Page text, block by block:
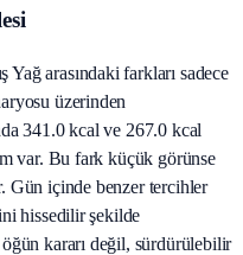
arasındaki farkları sadece
üzerinden
341.0 kcal ve 267.0 kcal
var. Bu fark küçük görünse
Gün içinde benzer tercihler
hissedilir şekilde
kararı değil, sürdürülebilir